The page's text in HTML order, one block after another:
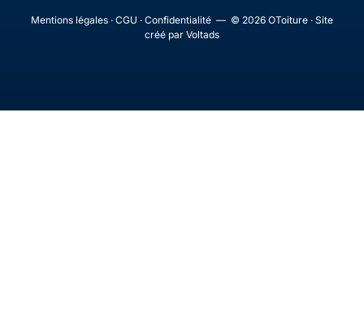
Mentions légales · CGU · Confidentialité — © 2026 OToiture · Site
créé par Voltads